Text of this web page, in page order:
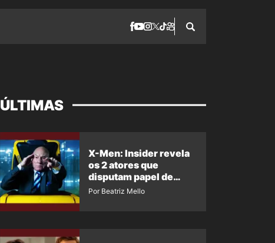
ÚLTIMAS
X-Men: Insider revela
os 2 atores que
disputam papel de
Professor X
Por Beatriz Mello